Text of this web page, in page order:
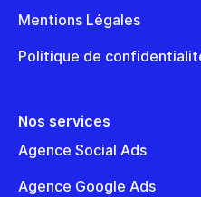
Mentions Légales
Politique de
Nos services
Agence Social Ads
Agence Google Ads